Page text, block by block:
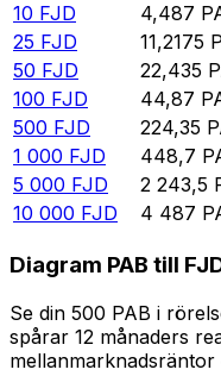
10 FJD 4,487
25 FJD 11,2175
50 FJD 22,435
100 FJD 44,87
500 FJD 224,35
1 000 FJD 448,7
5 000 FJD 2 243,5
10 000 FJD 4 487
Diagram PAB till
Se din 500 PAB i
spårar 12 månaders